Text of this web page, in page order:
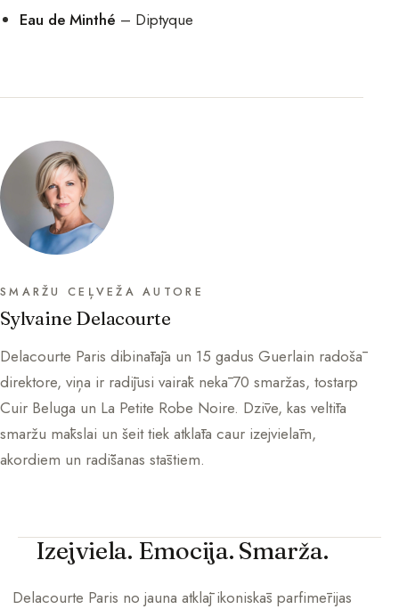
Eau de Minthé – Diptyque
SMARŽU CEĻVEŽA AUTORE
Sylvaine Delacourte
Delacourte Paris dibinātāja un 15 gadus Guerlain radošā
direktore, viņa ir radījusi vairāk nekā 70 smaržas, tostarp
Cuir Beluga un La Petite Robe Noire. Dzīve, kas veltīta
smaržu mākslai un šeit tiek atklāta caur izejvielām,
akordiem un radīšanas stāstiem.
Izejviela. Emocija. Smarža.
Delacourte Paris no jauna atklāj ikoniskās parfimērijas